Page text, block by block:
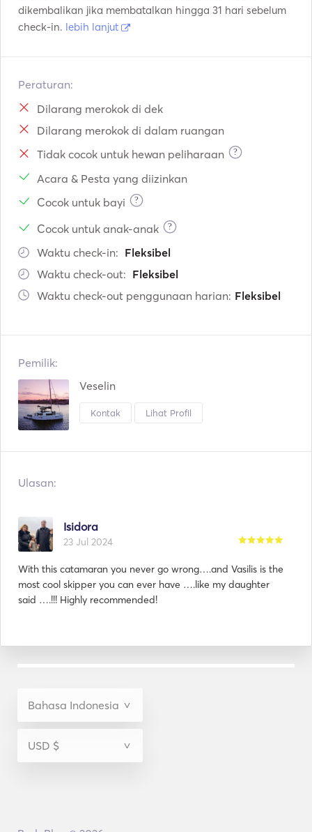
dikembalikan jika membatalkan hingga 31 hari sebelum
check-in. lebih lanjut
Peraturan:
Dilarang merokok di dek
Dilarang merokok di dalam ruangan
Tidak cocok untuk hewan peliharaan
?
Acara & Pesta yang diizinkan
Cocok untuk bayi
?
Cocok untuk anak-anak ?
Waktu check-in: Fleksibel
Waktu check-out: Fleksibel
Waktu check-out penggunaan harian: Fleksibel
Pemilik:
Veselin
Kontak Lihat Profil
Ulasan:
Isidora
23 Jul 2024
With this catamaran you never go wrong….and Vasilis is the
most cool skipper you can ever have ….like my daughter
said ….!!! Highly recommended!